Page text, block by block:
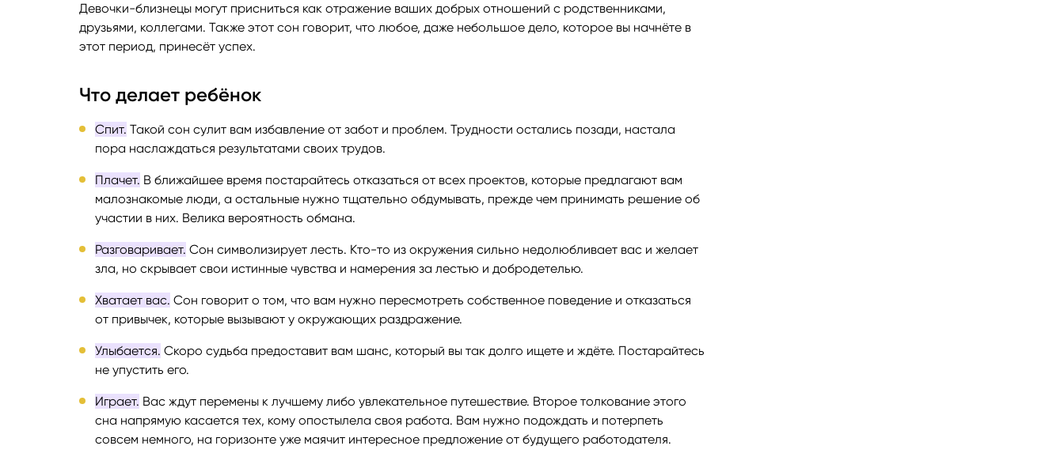
Девочки-близнецы могут присниться как отражение ваших добрых отношений с родственниками,
друзьями, коллегами. Также этот сон говорит, что любое, даже небольшое дело, которое вы начнёте в
этот период, принесёт успех.
Что делает ребёнок
Спит. Такой сон сулит вам избавление от забот и проблем. Трудности остались позади, настала
пора наслаждаться результатами своих трудов.
Плачет. В ближайшее время постарайтесь отказаться от всех проектов, которые предлагают вам
малознакомые люди, а остальные нужно тщательно обдумывать, прежде чем принимать решение об
участии в них. Велика вероятность обмана.
Разговаривает. Сон символизирует лесть. Кто-то из окружения сильно недолюбливает вас и желает
зла, но скрывает свои истинные чувства и намерения за лестью и добродетелью.
Хватает вас. Сон говорит о том, что вам нужно пересмотреть собственное поведение и отказаться
от привычек, которые вызывают у окружающих раздражение.
Улыбается. Скоро судьба предоставит вам шанс, который вы так долго ищете и ждёте. Постарайтесь
не упустить его.
Играет. Вас ждут перемены к лучшему либо увлекательное путешествие. Второе толкование этого
сна напрямую касается тех, кому опостылела своя работа. Вам нужно подождать и потерпеть
совсем немного, на горизонте уже маячит интересное предложение от будущего работодателя.